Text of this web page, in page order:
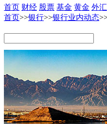
首页 财经 股票 基金 黄金 外汇
首页>>银行>>银行业内动态